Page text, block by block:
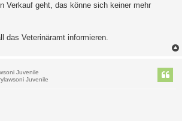
Verkauf geht, das könne sich keiner mehr
das Veterinäramt informieren.
Juvenile